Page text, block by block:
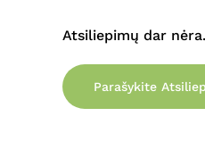
Atsiliepimų dar nėra.
Parašykite